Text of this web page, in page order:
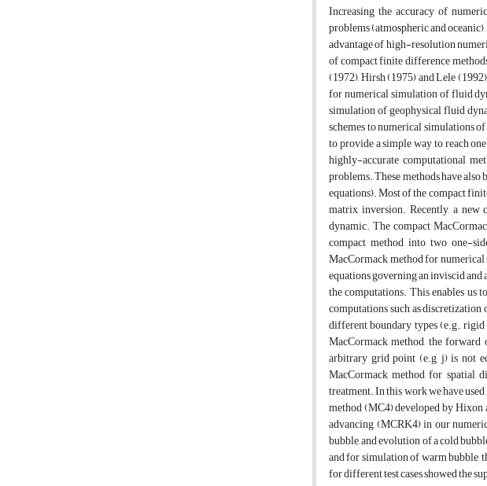
Increasing the accuracy of
problems (atmospheric and
advantage of high-resolution
of compact finite difference
(1972), Hirsh (1975) and Lele
for numerical simulation of fluid
simulation of geophysical fluid
schemes to numerical simulations
to provide a simple way to reach
highly-accurate computational
problems. These methods have
equations). Most of the compact
matrix inversion. Recently, a
dynamic. The compact
compact method into two one-
MacCormack method for
equations governing an inviscid
the computations. This enables us
computations such as
different boundary types (e.g.,
MacCormack method, the
arbitrary grid point (e.g, j) is not
MacCormack method for spatial
treatment. In this work we have
method (MC4) developed by
advancing (MCRK4) in our
bubble, and evolution of a cold
and for simulation of warm bubble,
for different test cases showed the